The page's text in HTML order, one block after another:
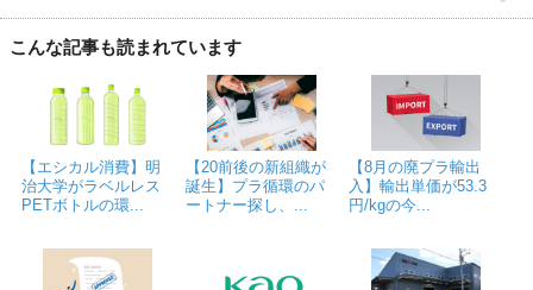
こんな記事も読まれています
【エシカル消費】明
治大学がラベルレス
PETボトルの環...
【20前後の新組織が
誕生】プラ循環のパ
ートナー探し、...
【8月の廃プラ輸出
入】輸出単価が53.3
円/kgの今...